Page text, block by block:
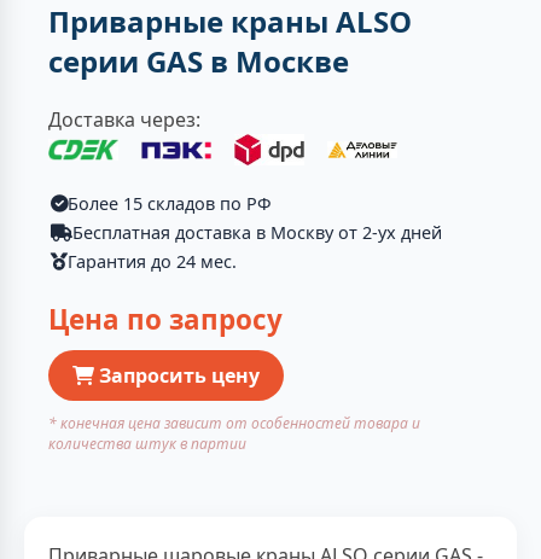
Приварные краны ALSO
серии GAS в Москве
Доставка через:
Более 15 складов по РФ
Бесплатная доставка в Москву от 2-ух дней
Гарантия до 24 мес.
Цена по запросу
Запросить цену
* конечная цена зависит от особенностей товара и
количества штук в партии